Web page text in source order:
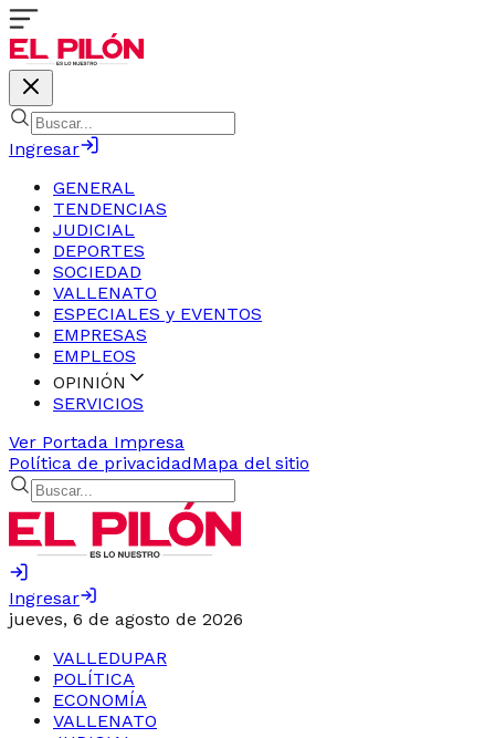
Ingresar
GENERAL
TENDENCIAS
JUDICIAL
DEPORTES
SOCIEDAD
VALLENATO
ESPECIALES y EVENTOS
EMPRESAS
EMPLEOS
OPINIÓN
SERVICIOS
Ver Portada Impresa
Política de privacidadMapa del sitio
Ingresar
jueves, 6 de agosto de 2026
VALLEDUPAR
POLÍTICA
ECONOMÍA
VALLENATO